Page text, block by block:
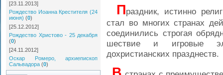
[23.11.2013]
Рождество Иоанна Крестителя (24
июня) (0)
[25.12.2012]
Рождество Христово - 25 декабря
(0)
[24.11.2012]
Оскар Ромеро, архиепископ
Сальвадора (0)
Праздник, истинно
стал во многих странах
соединились строгая
шествие и игровые
дохристианских празднеств.